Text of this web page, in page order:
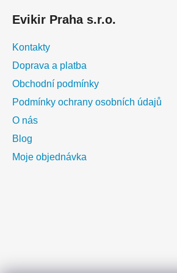
Evikir Praha s.r.o.
Kontakty
Doprava a platba
Obchodní podmínky
Podmínky ochrany osobních údajů
O nás
Blog
Moje objednávka